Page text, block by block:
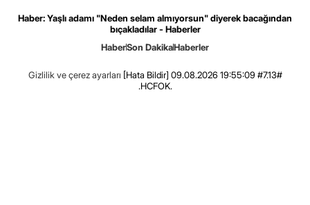
Haber: Yaşlı adamı "Neden selam almıyorsun" diyerek bacağından
bıçakladılar - Haberler
HaberSon DakikaHaberler
Gizlilik ve çerez ayarları [Hata Bildir] 09.08.2026 19:55:09 #7.13#
.HCFOK.